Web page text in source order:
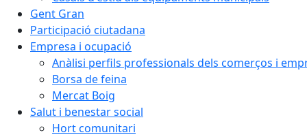
Gent Gran
Participació ciutadana
Empresa i ocupació
Anàlisi perfils professionals dels comerços i
Borsa de feina
Mercat Boig
Salut i benestar social
Hort comunitari